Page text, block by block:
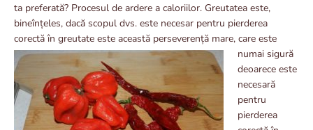
ta preferată? Procesul de ardere a caloriilor. Greutatea este,
bineînțeles, dacă scopul dvs. este necesar pentru pierderea
corectă în greutate este această perseverență mare, care este
numai sigură
deoarece este
necesară
pentru
pierderea